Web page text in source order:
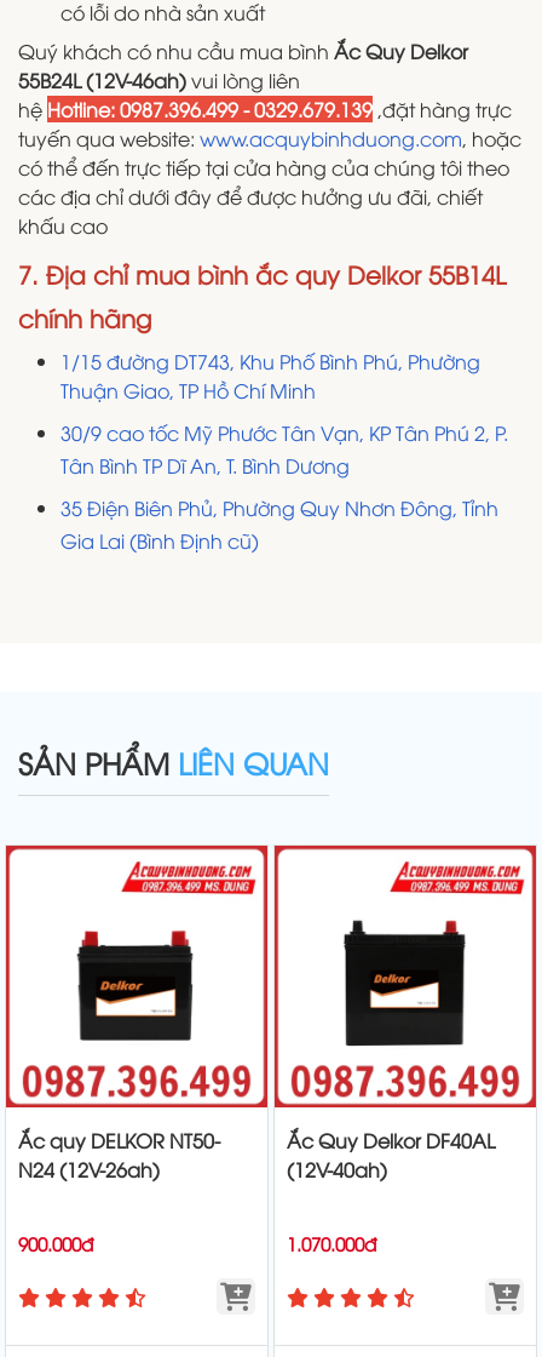
có lỗi do nhà sản xuất
Quý khách có nhu cầu mua bình Ắc Quy Delkor
55B24L (12V-46ah)vui lòng liên
hệ Hotline:0987.396.499 - 0329.679.139 ,đặt hàng trực
tuyến qua website: www.acquybinhduong.com, hoặc
có thể đến trực tiếp tại cửa hàng của chúng tôi theo
các địa chỉ dưới đây để được hưởng ưu đãi, chiết
khấu cao
7. Địa chỉ mua bình ắc quy Delkor 55B14L
chính hãng
1/15 đường DT743, Khu Phố Bình Phú, Phường
Thuận Giao, TP Hồ Chí Minh
30/9 cao tốc Mỹ Phước Tân Vạn, KP Tân Phú 2, P.
Tân Bình TP Dĩ An, T. Bình Dương
35 Điện Biên Phủ, Phường Quy Nhơn Đông, Tỉnh
Gia Lai (Bình Định cũ)
SẢN PHẨM LIÊN QUAN
Ắc quy DELKOR NT50-
N24 (12V-26ah)
900.000đ
Ắc Quy Delkor DF40AL
(12V-40ah)
1.070.000đ